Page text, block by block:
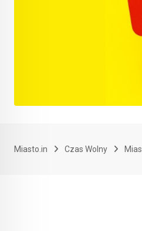
Miasto.in Czas Wolny